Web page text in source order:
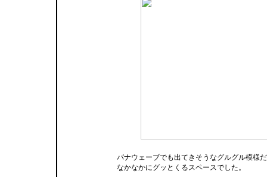
パナウェーブでも出てきそうなグルグル模様
なかなかにグッとくるスペースでした。